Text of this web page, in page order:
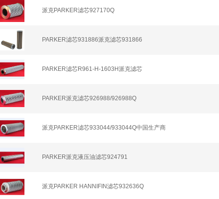
派克PARKER滤芯927170Q
PARKER滤芯931886派克滤芯931866
PARKER滤芯R961-H-1603H派克滤芯
PARKER派克滤芯926988/926988Q
派克PARKER滤芯933044/933044Q中国生产商
PARKER派克液压油滤芯924791
派克PARKER HANNIFIN滤芯932636Q